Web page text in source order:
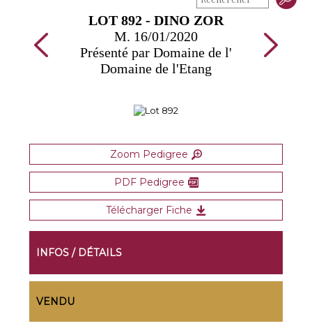
LOT 892 - DINO ZOR
M. 16/01/2020
Présenté par Domaine de l'
Domaine de l'Etang
Zoom Pedigree
PDF Pedigree
Télécharger Fiche
INFOS / DÉTAILS
VENDU